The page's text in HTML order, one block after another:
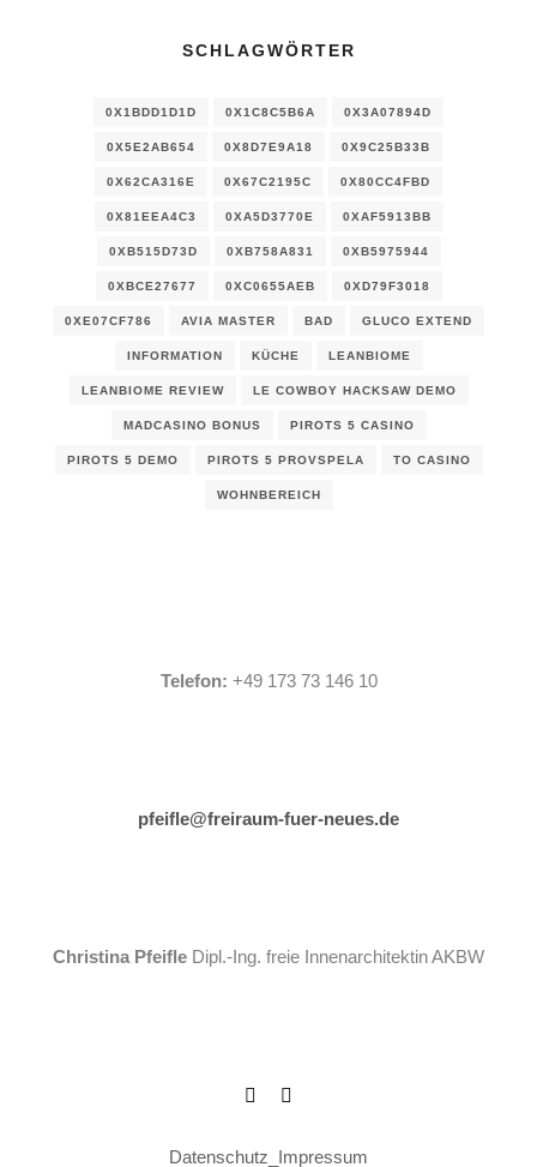
SCHLAGWÖRTER
0X1BDD1D1D 0X1C8C5B6A 0X3A07894D
0X5E2AB654 0X8D7E9A18 0X9C25B33B
0X62CA316E 0X67C2195C 0X80CC4FBD
0X81EEA4C3 0XA5D3770E 0XAF5913BB
0XB515D73D 0XB758A831 0XB5975944
0XBCE27677 0XC0655AEB 0XD79F3018
0XE07CF786 AVIA MASTER BAD GLUCO EXTEND
INFORMATION KÜCHE LEANBIOME
LEANBIOME REVIEW LE COWBOY HACKSAW DEMO
MADCASINO BONUS PIROTS 5 CASINO
PIROTS 5 DEMO PIROTS 5 PROVSPELA TO CASINO
WOHNBEREICH
Telefon: +49 173 73 146 10
pfeifle@freiraum-fuer-neues.de
Christina Pfeifle Dipl.-Ing. freie Innenarchitektin AKBW
Datenschutz Impressum